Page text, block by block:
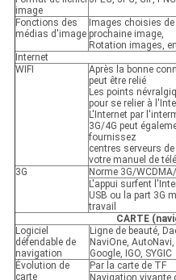
image
Fonctions des
médias d'image
Images choisies
prochaine image,
Rotation images,
Internet
WIFI
Après la bonne
peut être relié
Les points
pour se relier à
L'Internet par
3G/4G peut
fournissez
centres serveurs
votre manuel de
3G
Norme 3G/
L'appui surfent
USB ou la part 3G
travail
CARTE
Logiciel
défendable de
navigation
Ligne de beauté,
NaviOne, AutoNavi,
Google, IGO, SYGIC
Évolution de
carte
Par la carte de TF
Navigation vivante